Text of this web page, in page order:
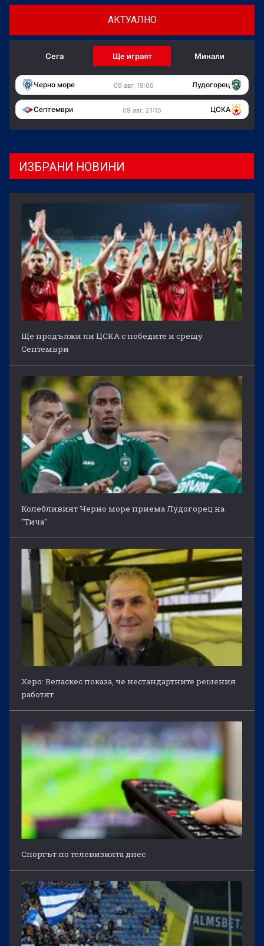
АКТУАЛНО
Сега Ще играят Минали
Черно море 09 авг, 19:00 Лудогорец
Септември 09 авг, 21:15 ЦСКА
ИЗБРАНИ НОВИНИ
Ще продължи ли ЦСКА с победите и срещу
Септември
Колебливият Черно море приема Лудогорец на
"Тича"
Херо: Веласкес показа, че нестандартните решения
работят
Спортът по телевизията днес